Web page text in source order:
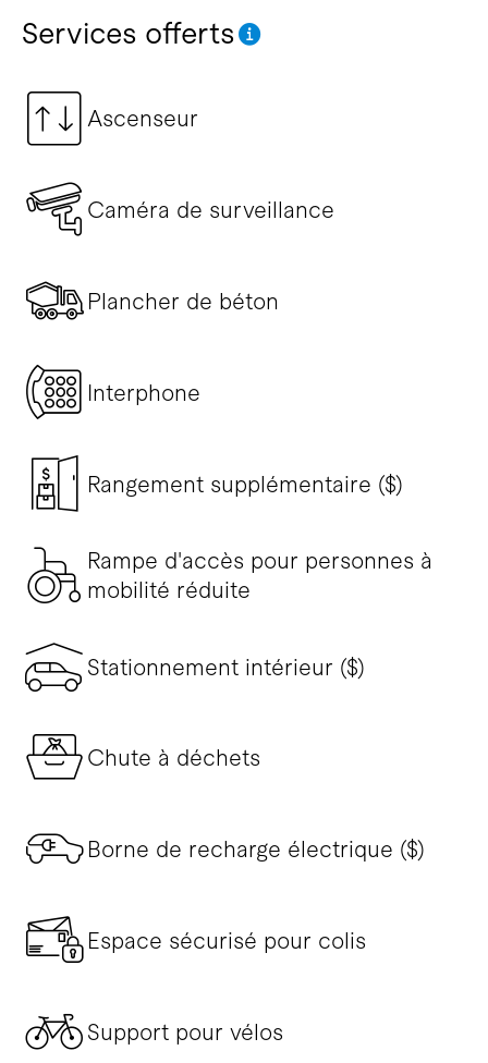
Services offerts
Ascenseur
Caméra de surveillance
Plancher de béton
Interphone
Rangement supplémentaire ($)
Rampe d'accès pour personnes à
mobilité réduite
Stationnement intérieur ($)
Chute à déchets
Borne de recharge électrique ($)
Espace sécurisé pour colis
Support pour vélos